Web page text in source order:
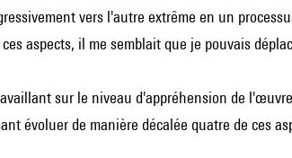
vers l'autre extrême en un
aspects, il me semblait que je pouvais
sur le niveau d'appréhension de
évoluer de manière décalée quatre de ces